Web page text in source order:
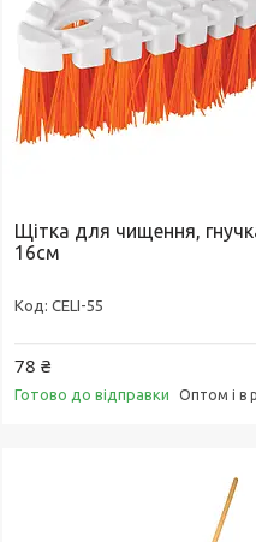
Купити
Щітка для чищення,
16см
CELI-55
78 ₴
Готово до відправки Оптом і в